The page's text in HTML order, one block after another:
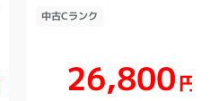
中古Cランク
26,800円